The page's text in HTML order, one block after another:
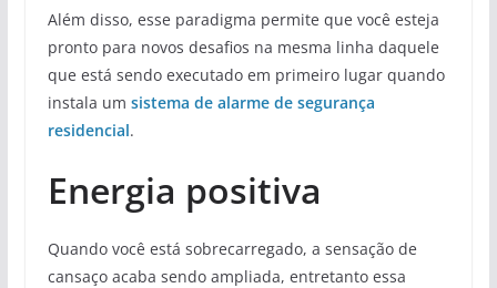
Além disso, esse paradigma permite que você esteja
pronto para novos desafios na mesma linha daquele
que está sendo executado em primeiro lugar quando
instala um sistema de alarme de segurança
residencial.
Energia positiva
Quando você está sobrecarregado, a sensação de
cansaço acaba sendo ampliada, entretanto essa